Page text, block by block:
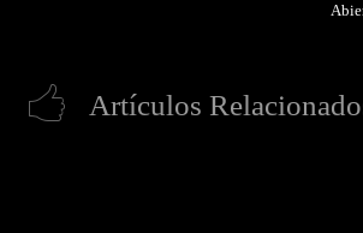
Artículos